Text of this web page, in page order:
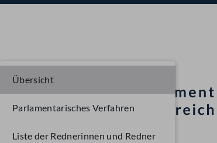
Übersicht
Parlamentarisches Verfahren
Liste der Rednerinnen und Redner